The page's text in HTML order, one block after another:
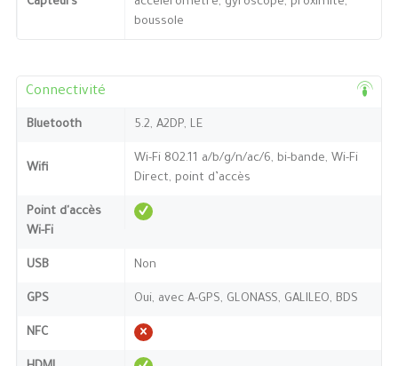
boussole
Connectivité
Bluetooth 5.2, A2DP, LE
Wifi
Wi-Fi 802.11 a/b/g/n/ac/6, bi-bande, Wi-Fi
Direct, point d’accès
Point d'accès
Wi-Fi
USB Non
GPS Oui, avec A-GPS, GLONASS, GALILEO, BDS
NFC